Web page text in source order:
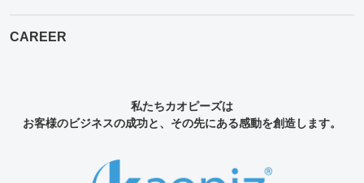
CAREER
私たちカオピーズは
お客様のビジネスの成功と、その先にある感動を創造します。